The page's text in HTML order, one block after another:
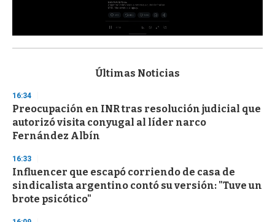
s
d
s
o
f
3
s
e
c
o
n
Últimas Noticias
16:34
Preocupación en INR tras resolución judicial que
autorizó visita conyugal al líder narco
Fernández Albín
16:33
Influencer que escapó corriendo de casa de
sindicalista argentino contó su versión: "Tuve un
brote psicótico"